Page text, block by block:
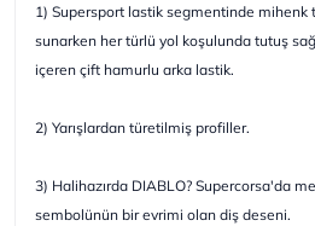
1) Supersport lastik segmentinde mihenk
sunarken her türlü yol koşulunda tutuş
içeren çift hamurlu arka lastik.
2) Yarışlardan türetilmiş profiller.
3) Halihazırda DIABLO? Supercorsa'da
sembolünün bir evrimi olan diş deseni.